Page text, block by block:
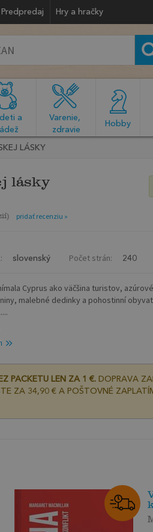
Predpredaj Hry a hračky
a
Varenie,
zdravie
Hobby
LÁSKY
lásky
) pridať recenziu »
slovenský Počet strán: 240
Cyprus ako väčšina turistov,
malebné dedinky a pohostinní
PACKETU LEN ZA 1 €.DOPRAVA
ZA 34,90 € A POŠTOVNÉ